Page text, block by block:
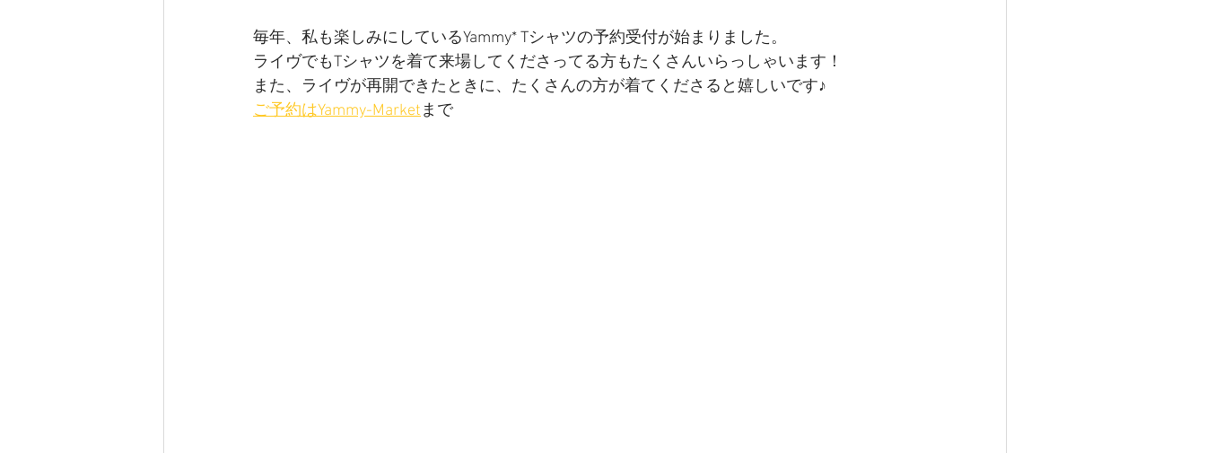
毎年、私も楽しみにしているYammy* Tシャツの予約受付が始まりました。
ライヴでもTシャツを着て来場してくださってる方もたくさんいらっしゃいます！
また、ライヴが再開できたときに、たくさんの方が着てくださると嬉しいです♪
ご予約はYammy-Marketまで